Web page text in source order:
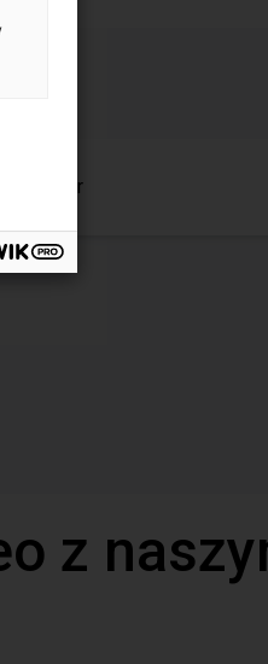
z